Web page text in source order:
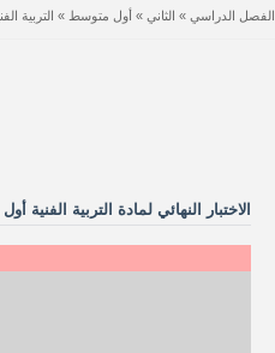
الفصل الدراسي » الثاني » أول متوسط » التربية
الاختبار النهائي لمادة التربية